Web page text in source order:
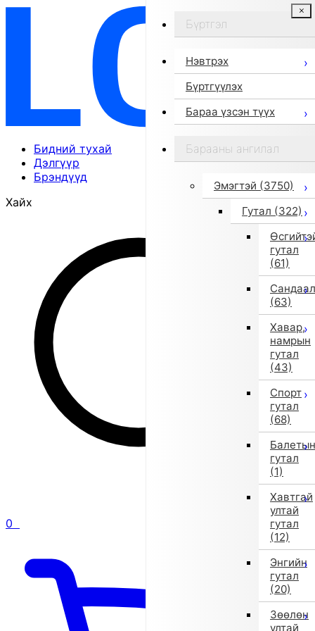
Бидний тухай
Дэлгүүр
Брэндүүд
Хайх
0
Бүртгэл
Нэвтрэх
Бүртгүүлэх
Бараа үзсэн түүх
Барааны ангилал
Эмэгтэй (3750)
Гутал (322)
гутал
(61)
Сандаал
(63)
Хавар,
намрын
гутал
(43)
Спорт
гутал
(68)
Балетын
гутал
(1)
Хавтгай
ултай
гутал
(12)
Энгийн
гутал
(20)
Зөөлөн
ултай